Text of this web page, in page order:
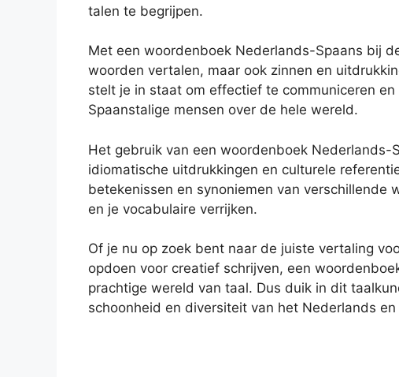
talen te begrijpen.
Met een woordenboek Nederlands-Spaans bij
woorden vertalen, maar ook zinnen en
stelt je in staat om effectief te communiceren
Spaanstalige mensen over de hele wereld.
Het gebruik van een woordenboek Nederlands-
idiomatische uitdrukkingen en culturele
betekenissen en synoniemen van verschillende
en je vocabulaire verrijken.
Of je nu op zoek bent naar de juiste vertaling
opdoen voor creatief schrijven, een
prachtige wereld van taal. Dus duik in dit
schoonheid en diversiteit van het Nederlands en